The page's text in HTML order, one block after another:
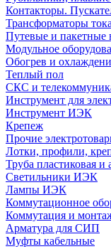
Контакторы.
Трансформаторы тока
Путевые и пакетные
Модульное
Обогрев и
Теплый пол
СКС и
Инструмент для
Инструмент ИЭК
Крепеж
Прочие
Лотки, профили,
Труба пластиковая и
Светильники ИЭК
Лампы ИЭК
Коммутационное
Коммутация и
Арматура для СИП
Муфты кабельные